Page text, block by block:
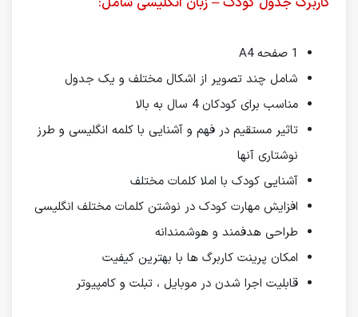
1 صفحه A4
شامل چند تصویر از اشکال مختلف و یک جدول
مناسب برای کودکان 4 سال به بالا
تاثیر مستقیم در فهم و آشنایی با کلمه انگلیسی و طرز
نوشتاری آنها
آشنایی کودک با املا کلمات مختلف
افزایش مهارت کودک در نوشتن کلمات مختلف انگلیسی
طراحی هدفمند و هوشمندانه
امکان پرینت کاربرگ ها با بهترین کیفیت
قابلیت اجرا شدن در موبایل ، تبلت و کامپیوتر